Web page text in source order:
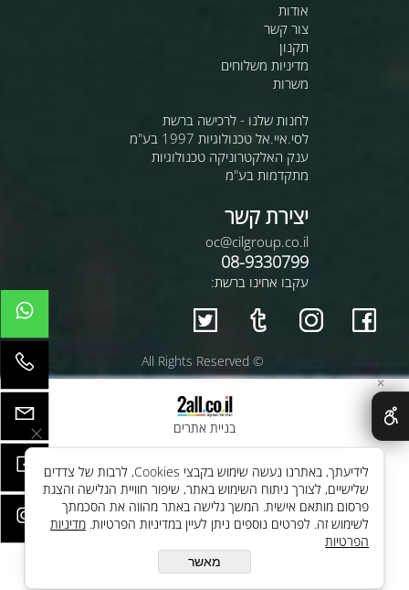
אודות
צור קשר
תקנון
מדיניות משלוחים
משרות
לחנות שלנו - לרכישה ברשת
לסי.איי.אל טכנולוגיות 1997 בע"מ
ענק האלקטרוניקה טכנולוגיות
מתקדמות בע"מ
יצירת קשר
oc@cilgroup.co.il
08-9330799
עקבו אחינו ברשת:
© All Rights Reserved
בניית אתרים
✕
לידיעתך, באתרנו נעשה שימוש בקבצי Cookies, לרבות של צדדים
שלישיים, לצורך ניתוח השימוש באתר, שיפור חוויית הגלישה והצגת
פרסום מותאם אישית. המשך גלישה באתר מהווה את הסכמתך
לשימוש זה. לפרטים נוספים ניתן לעיין במדיניות הפרטיות. מדיניות
הפרטיות
מאשר